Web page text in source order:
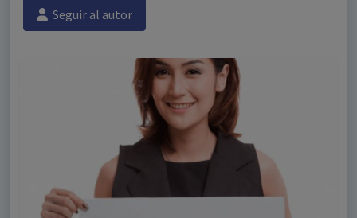
Seguir al autor